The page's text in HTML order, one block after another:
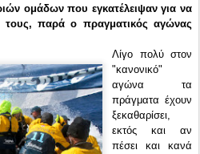
ομάδων που εγκατέλειψαν για να
παρά ο πραγματικός αγώνας
Λίγο πολύ στον
"κανονικό"
αγώνα τα
πράγματα έχουν
ξεκαθαρίσει,
εκτός και αν
πέσει και κανά